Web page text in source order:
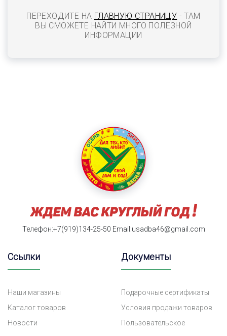
ПЕРЕХОДИТЕ НА ГЛАВНУЮ СТРАНИЦУ - ТАМ
ВЫ СМОЖЕТЕ НАЙТИ МНОГО ПОЛЕЗНОЙ
ИНФОРМАЦИИ
Телефон:+7(919)134-25-50 Email:usadba46@gmail.com
Ссылки
Наши магазины
Каталог товаров
Новости
Документы
Подарочные сертификаты
Условия продажи товаров
Пользовательское